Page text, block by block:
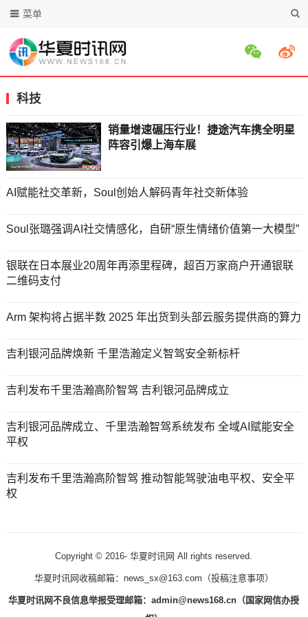
菜单
科技
销量增速碾压行业！捷途汽车携全明星
阵容引爆上海车展
AI赋能社交革新，Soul创始人解码青年社交新体验
Soul张璐强调AI社交情感化，自研“原生情绪价值第一大模型”
银联在日本展业20周年再添里程碑，超百万家商户开通银联
二维码支付
Arm 架构将占据半数 2025 年出货到头部云服务提供商的算力
吉利银河品牌焕新 千里浩瀚定义智驾安全新标杆
吉利发布千里浩瀚高阶智驾 吉利银河品牌成立
吉利银河品牌成立、千里浩瀚智驾系统发布 全域AI赋能安全
平权
吉利发布千里浩瀚高阶智驾 推动智能驾驶油电平权、安全平
权
Copyright © 2016- 华夏时讯网 All rights reserved.
华夏时讯网收稿邮箱：news_sx@163.com（投稿注意事项）
华夏时讯网不良信息举报受理邮箱：admin@news168.cn（国家网信办授